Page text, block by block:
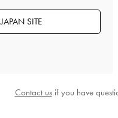
SITE
Contact usif you have